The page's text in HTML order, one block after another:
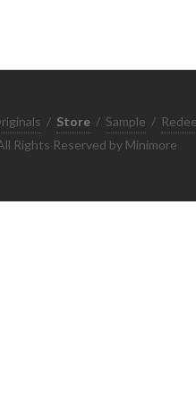
/ Store / Sample /
Rights Reserved by Minimore